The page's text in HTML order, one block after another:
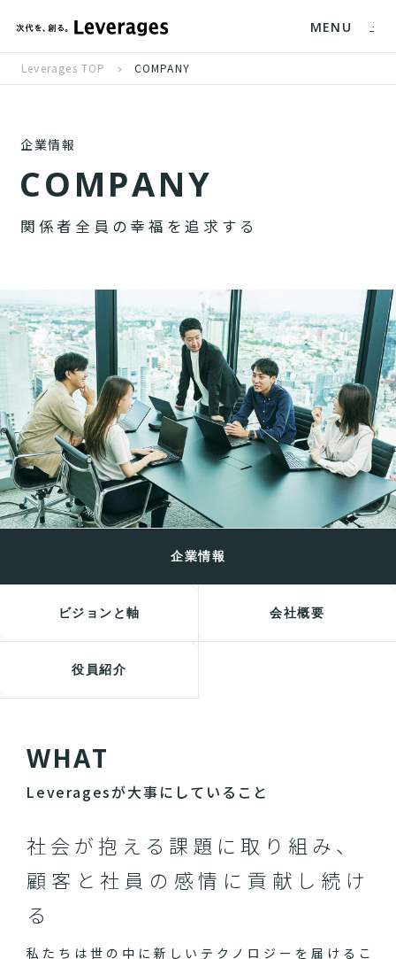
MENU
Leverages TOP COMPANY
企業情報
COMPANY
関 係者 全 員 の 幸 福 を追 求 す る
企業情報
ビジョンと軸 会社概要
役員紹介
WHAT
Leveragesが大事にしていること
社会が抱える課題に取り組み、
顧客と社員の感情に貢献し続け
る
私たちは世の中に新しいテクノロジーを届けるこ